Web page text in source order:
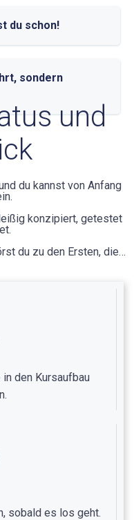
du schon!
sondern
und
du kannst von Anfang
konzipiert, getestet
du zu den Ersten, die…
den Kursaufbau
sobald es los geht.